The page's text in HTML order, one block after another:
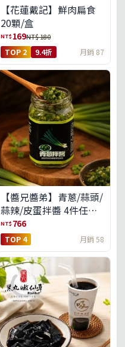
【花蓮戴記】鮮肉扁食
20顆/盒
NT$ 169NT$ 180
TOP 2 9.4折 月銷 87
【醬兄醬弟】青蔥/蒜頭/
蒜辣/皮蛋拌醬 4件任選
(免運組)
NT$ 766
TOP 4 月銷 58